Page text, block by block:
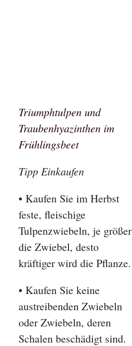
Triumphtulpen und
Traubenhyazinthen im
Frühlingsbeet
Tipp Einkaufen
• Kaufen Sie im Herbst
feste, fleischige
Tulpenzwiebeln, je größer
die Zwiebel, desto
kräftiger wird die Pflanze.
• Kaufen Sie keine
austreibenden Zwiebeln
oder Zwiebeln, deren
Schalen beschädigt sind.